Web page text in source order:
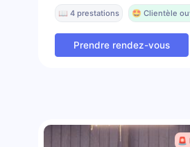
📖 4 prestations 🤩 Clientèle
Prendre rendez-vous
🚨